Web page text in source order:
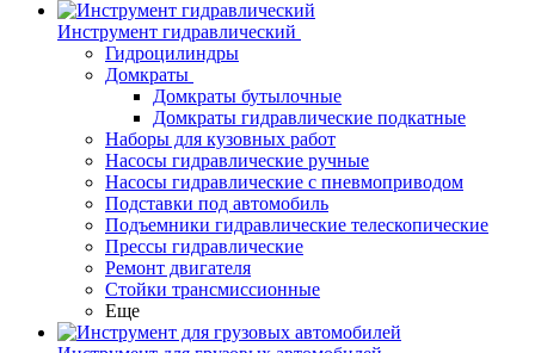
Инструмент гидравлический
Гидроцилиндры
Домкраты
Домкраты бутылочные
Домкраты гидравлические подкатные
Наборы для кузовных работ
Насосы гидравлические ручные
Насосы гидравлические с пневмоприводом
Подставки под автомобиль
Подъемники гидравлические телескопические
Прессы гидравлические
Ремонт двигателя
Стойки трансмиссионные
Еще